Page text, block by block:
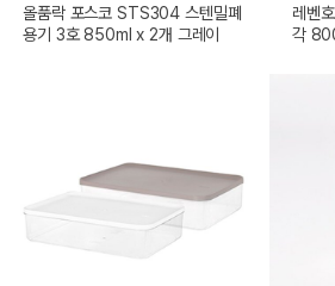
올품락 포스코 STS304 스텐밀폐
용기 3호 850ml x 2개 그레이
레벤
각